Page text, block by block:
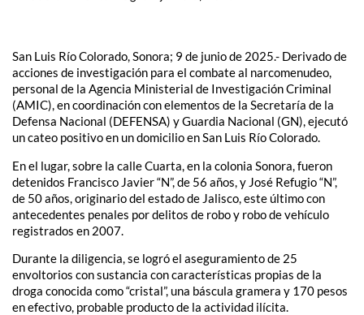
San Luis Río Colorado, Sonora; 9 de junio de 2025.- Derivado de
acciones de investigación para el combate al narcomenudeo,
personal de la Agencia Ministerial de Investigación Criminal
(AMIC), en coordinación con elementos de la Secretaría de la
Defensa Nacional (DEFENSA) y Guardia Nacional (GN), ejecutó
un cateo positivo en un domicilio en San Luis Río Colorado.
En el lugar, sobre la calle Cuarta, en la colonia Sonora, fueron
detenidos Francisco Javier “N”, de 56 años, y José Refugio “N”,
de 50 años, originario del estado de Jalisco, este último con
antecedentes penales por delitos de robo y robo de vehículo
registrados en 2007.
Durante la diligencia, se logró el aseguramiento de 25
envoltorios con sustancia con características propias de la
droga conocida como “cristal”, una báscula gramera y 170 pesos
en efectivo, probable producto de la actividad ilícita.